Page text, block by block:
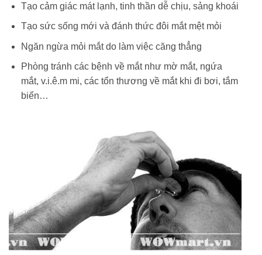
Tạo cảm giác mát lạnh, tinh thần dễ chịu, sảng khoái
Tạo sức sống mới và đánh thức đôi mắt mệt mỏi
Ngăn ngừa mỏi mắt do làm việc căng thẳng
Phòng tránh các bệnh về mắt như mờ mắt, ngứa
mắt, v.i.ê.m mi, các tổn thương về mắt khi đi bơi, tắm
biển…